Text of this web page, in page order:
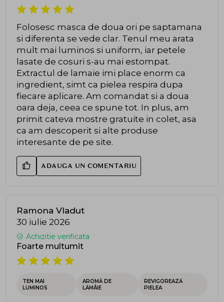
Folosesc masca de doua ori pe saptamana
si diferenta se vede clar. Tenul meu arata
mult mai luminos si uniform, iar petele
lasate de cosuri s-au mai estompat.
Extractul de lamaie imi place enorm ca
ingredient, simt ca pielea respira dupa
fiecare aplicare. Am comandat si a doua
oara deja, ceea ce spune tot. In plus, am
primit cateva mostre gratuite in colet, asa
ca am descoperit si alte produse
interesante de pe site.
ADAUGA UN COMENTARIU
Ramona Vladut
30 iulie 2026
Achizitie verificata
Foarte multumit
TEN MAI
LUMINOS
AROMĂ DE
LĂMÂIE
REVIGOREAZĂ
PIELEA